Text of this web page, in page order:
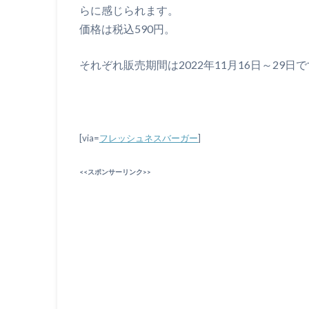
らに感じられます。
価格は税込590円。
それぞれ販売期間は2022年11月16日～29日
[via=フレッシュネスバーガー]
<<スポンサーリンク>>